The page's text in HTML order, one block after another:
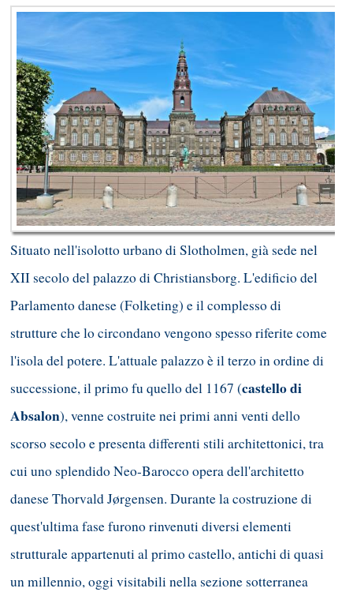
Situato nell'isolotto urbano di Slotholmen, già sede nel
XII secolo del palazzo di Christiansborg. L'edificio del
Parlamento danese (Folketing) e il complesso di
strutture che lo circondano vengono spesso riferite come
l'isola del potere. L'attuale palazzo è il terzo in ordine di
successione, il primo fu quello del 1167 (castello di
Absalon), venne costruite nei primi anni venti dello
scorso secolo e presenta differenti stili architettonici, tra
cui uno splendido Neo-Barocco opera dell'architetto
danese Thorvald Jørgensen. Durante la costruzione di
quest'ultima fase furono rinvenuti diversi elementi
strutturale appartenuti al primo castello, antichi di quasi
un millennio, oggi visitabili nella sezione sotterranea